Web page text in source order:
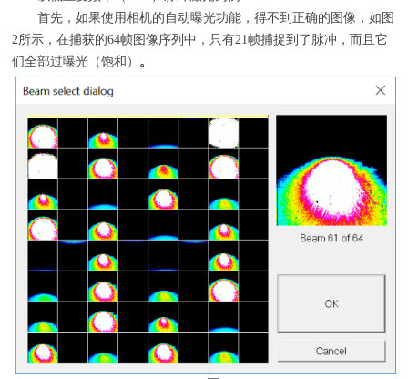
首先，如果使用相机的自动曝光功能，得不到正确的图像，如图
2所示，在捕获的64帧图像序列中，只有21帧捕捉到了脉冲，而且它
们全部过曝光（饱和） 。